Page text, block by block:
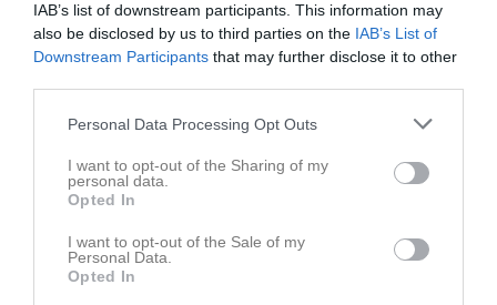
IAB’s list of downstream participants. This information may
also be disclosed by us to third parties on the IAB’s List of
Downstream Participants that may further disclose it to other
Personal Data Processing Opt Outs
I want to opt-out of the Sharing of my
personal data.
Opted In
I want to opt-out of the Sale of my
Personal Data.
Opted In
vänsterkanten med löpstarka Desmond Ballah som är den
frekventa anfallssidan. Flera bra lägen till kvittering skapas bland
annat en ribbträff av Aram Khalil. Minut 67 på matchklockan och
uppenbarar sig och resulterar i 1-1. Matchen avslutas med långa
nätmaskor denna kväll. Näsviken kämpar sig till denna välförtjänta
poäng trots 75 minuter i numerärt underläge och en domartrio
Poängutdelningen i Nikenligan skulle behöva vara lång efter
denna match men juryn enas om följande.